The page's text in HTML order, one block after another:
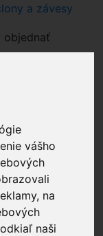
vášho
na
naši
a závesy
objednať
prázdny
Allen.sk